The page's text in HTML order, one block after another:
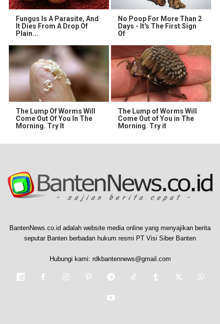
Fungus Is A Parasite, And
It Dies From A Drop Of
Plain...
No Poop For More Than 2
Days - It's The First Sign
Of
The Lump Of Worms Will
Come Out Of You In The
Morning. Try It
The Lump of Worms Will
Come Out of You in The
Morning. Try it
BantenNews.co.id adalah website media online yang menyajikan berita
seputar Banten berbadan hukum resmi PT Visi Siber Banten
Hubungi kami: rdkbantennews@gmail.com